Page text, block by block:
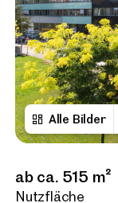
Alle Bilder
ab ca. 515 m²
Nutzfläche
Anrufen